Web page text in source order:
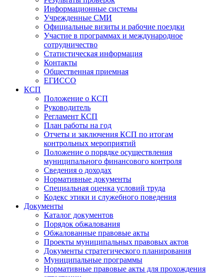
Информационные системы
Учрежденные СМИ
Официальные визиты и рабочие поездки
Участие в программах и международное
сотрудничество
Статистическая информация
Контакты
Общественная приемная
ЕГИССО
КСП
Положение о КСП
Руководитель
Регламент КСП
План работы на год
Отчеты и заключения КСП по итогам
контрольных мероприятий
Положение о порядке осуществления
муниципального финансового контроля
Сведения о доходах
Нормативные документы
Специальная оценка условий труда
Кодекс этики и служебного поведения
Документы
Каталог документов
Порядок обжалования
Обжалованные правовые акты
Проекты муниципальных правовых актов
Документы стратегического планирования
Муниципальные программы
Нормативные правовые акты для прохождения